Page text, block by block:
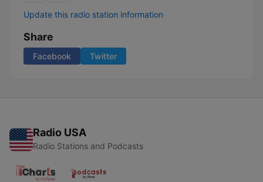
Update this radio station information
Share
Facebook Twitter
Radio USA
Radio Stations and Podcasts